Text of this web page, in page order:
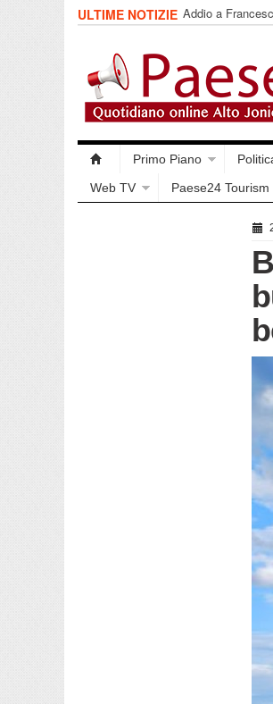
ULTIME NOTIZIE Addio a
impegnata
Primo Piano
Web TV
Paese24 Tourism